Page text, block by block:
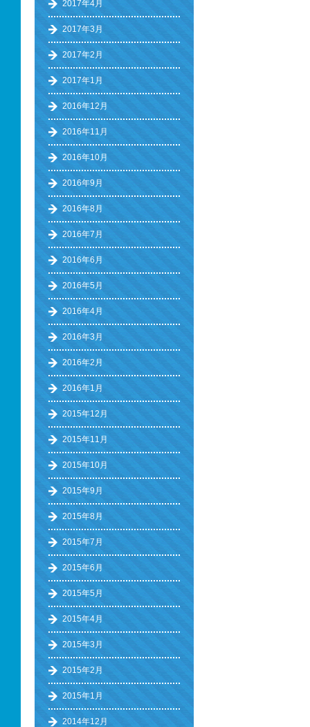
2017年4月
2017年3月
2017年2月
2017年1月
2016年12月
2016年11月
2016年10月
2016年9月
2016年8月
2016年7月
2016年6月
2016年5月
2016年4月
2016年3月
2016年2月
2016年1月
2015年12月
2015年11月
2015年10月
2015年9月
2015年8月
2015年7月
2015年6月
2015年5月
2015年4月
2015年3月
2015年2月
2015年1月
2014年12月